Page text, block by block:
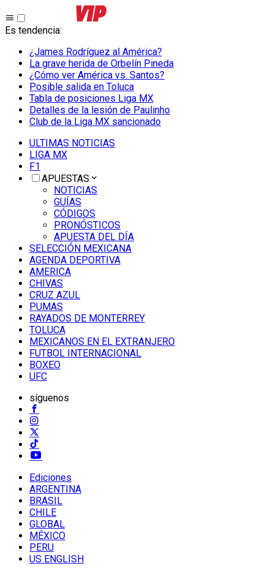
Es tendencia:
¿James Rodríguez al América?
La grave herida de Orbelín Pineda
¿Cómo ver América vs. Santos?
Posible salida en Toluca
Tabla de posiciones Liga MX
Detalles de la lesión de Paulinho
Club de la Liga MX sancionado
ULTIMAS NOTICIAS
LIGA MX
F1
APUESTAS
NOTICIAS
GUÍAS
CÓDIGOS
PRONÓSTICOS
APUESTA DEL DÍA
SELECCIÓN MEXICANA
AGENDA DEPORTIVA
AMERICA
CHIVAS
CRUZ AZUL
PUMAS
RAYADOS DE MONTERREY
TOLUCA
MEXICANOS EN EL EXTRANJERO
FUTBOL INTERNACIONAL
BOXEO
UFC
síguenos
Ediciones
ARGENTINA
BRASIL
CHILE
GLOBAL
MÉXICO
PERU
US ENGLISH